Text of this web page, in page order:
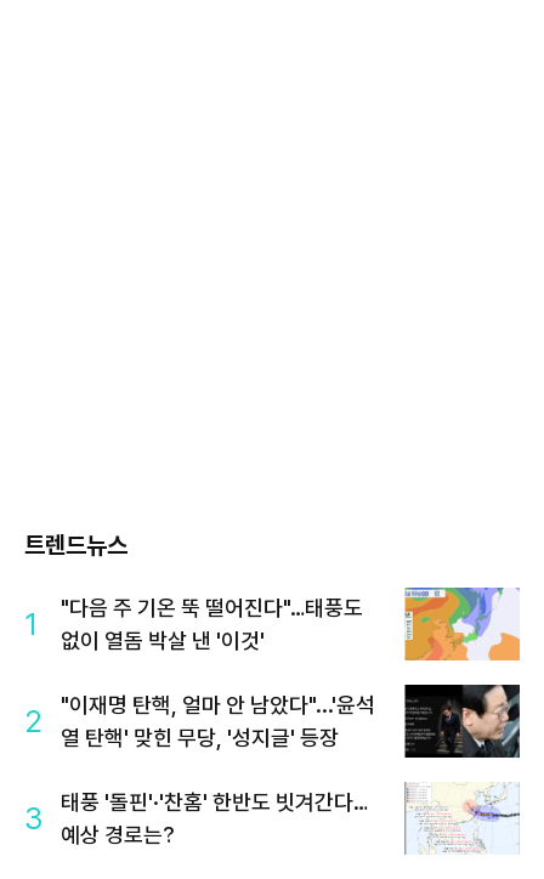
트렌드뉴스
1
"다음 주 기온 뚝 떨어진다"…태풍도
없이 열돔 박살 낸 '이것'
2
"이재명 탄핵, 얼마 안 남았다"...'윤석
열 탄핵' 맞힌 무당, '성지글' 등장
3
태풍 '돌핀'·'찬홈' 한반도 빗겨간다…
예상 경로는?